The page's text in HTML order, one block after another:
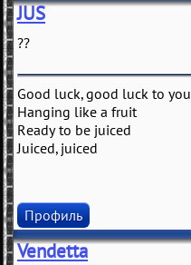
JUS
??
Good luck, good luck to you
Hanging like a fruit
Ready to be juiced
Juiced, juiced
Профиль
Vendetta